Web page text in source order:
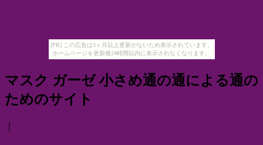
[PR] この広告は3ヶ月以上更新がないため表示されています。
ホームページを更新後24時間以内に表示されなくなります。
マスク ガーゼ 小さめ通の通による通の
ためのサイト